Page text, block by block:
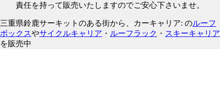
責任を持って販売いたしますのでご安心下さいませ。
三重県鈴鹿サーキットのある街から、カーキャリア: のルーフ
ボックスやサイクルキャリア ・ ルーフラック ・ スキーキャリア
を販売中